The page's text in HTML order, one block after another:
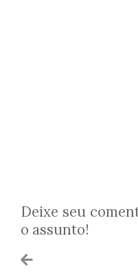
Deixe seu
o assunto!